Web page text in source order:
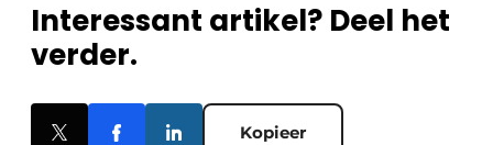
Interessant artikel? Deel het
verder.
Kopieer